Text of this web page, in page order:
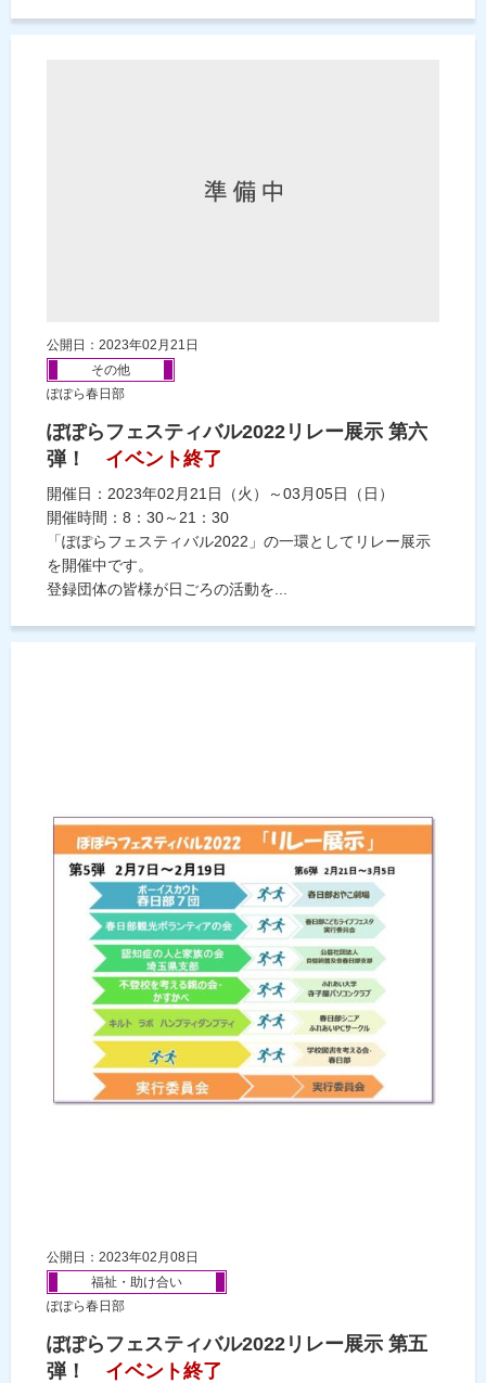
公開日：2023年02月21日
その他
ぽぽら春日部
ぽぽらフェスティバル2022リレー展示 第六
弾！
イベント終了
開催日：2023年02月21日（火）～03月05日（日）
開催時間：8：30～21：30
「ぽぽらフェスティバル2022」の一環としてリレー展示
を開催中です。
登録団体の皆様が日ごろの活動を...
公開日：2023年02月08日
福祉・助け合い
ぽぽら春日部
ぽぽらフェスティバル2022リレー展示 第五
弾！
イベント終了